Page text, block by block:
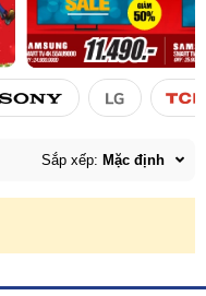
Sắp xếp: Mặc định